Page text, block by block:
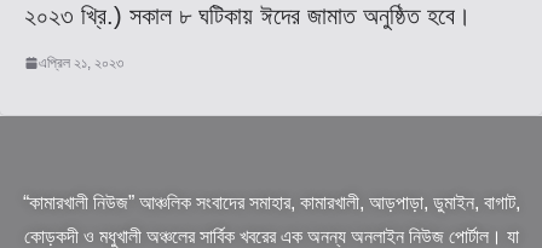
২০২৩ খ্রি.) সকাল ৮ ঘটিকায় ঈদের জামাত অনুষ্ঠিত হবে।
এপ্রিল ২১, ২০২৩
“কামারখালী নিউজ” আঞ্চলিক সংবাদের সমাহার, কামারখালী, আড়পাড়া, ডুমাইন, বাগাট,
কোড়কদী ও মধুখালী অঞ্চলের সার্বিক খবরের এক অনন্য অনলাইন নিউজ পোর্টাল। যা